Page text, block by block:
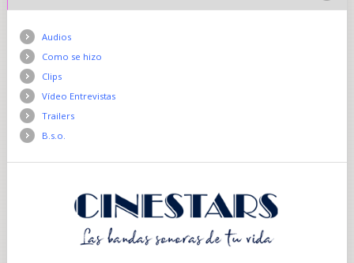
Audios
Como se hizo
Clips
Vídeo Entrevistas
Trailers
B.s.o.